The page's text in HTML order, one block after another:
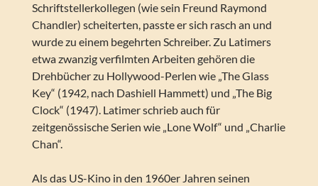
Schriftstellerkollegen (wie sein Freund Raymond
Chandler) scheiterten, passte er sich rasch an und
wurde zu einem begehrten Schreiber. Zu Latimers
etwa zwanzig verfilmten Arbeiten gehören die
Drehbücher zu Hollywood-Perlen wie „The Glass
Key“ (1942, nach Dashiell Hammett) und „The Big
Clock“ (1947). Latimer schrieb auch für
zeitgenössische Serien wie „Lone Wolf“ und „Charlie
Chan“.
Als das US-Kino in den 1960er Jahren seinen